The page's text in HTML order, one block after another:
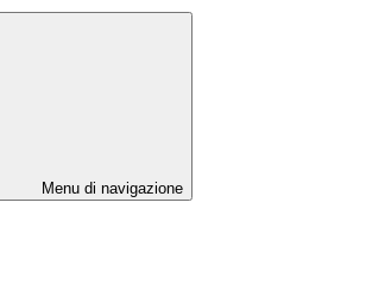
Menu di navigazione